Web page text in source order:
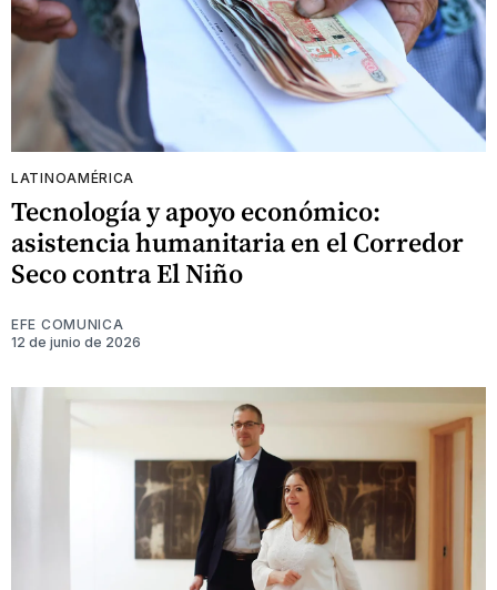
LATINOAMÉRICA
Tecnología y apoyo económico:
asistencia humanitaria en el Corredor
Seco contra El Niño
EFE COMUNICA
12 de junio de 2026